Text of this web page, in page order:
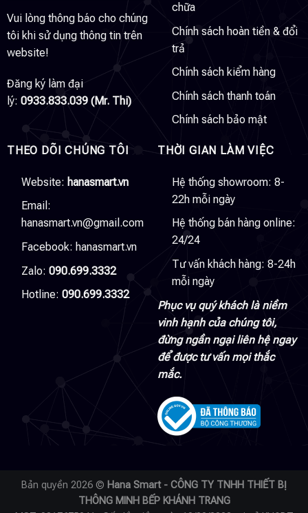
Vui lòng thông báo cho chúng
tôi khi sử dụng thông tin trên
website!
Đăng ký làm đại
lý: 0933.833.039 (Mr. Thi)
chữa
Chính sách hoàn tiền & đổi
trả
Chính sách kiểm hàng
Chính sách thanh toán
Chính sách bảo mật
THEO DÕI CHÚNG TÔI
Website: hanasmart.vn
Email:
hanasmart.vn@gmail.com
Facebook: hanasmart.vn
Zalo: 090.699.3332
Hotline: 090.699.3332
THỜI GIAN LÀM VIỆC
Hệ thống showroom: 8-
22h mỗi ngày
Hệ thống bán hàng online:
24/24
Tư vấn khách hàng: 8-24h
mỗi ngày
Phục vụ quý khách là niềm
vinh hạnh của chúng tôi,
đừng ngần ngại liên hệ ngay
để được tư vấn mọi thắc
mắc.
Bản quyền 2026 © Hana Smart - CÔNG TY TNHH THIẾT BỊ
THÔNG MINH BẾP KHÁNH TRANG